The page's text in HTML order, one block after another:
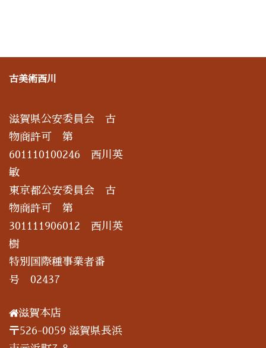
古美術西川
滋賀県公安委員会 古
物商許可 第
601110100246 西川英
敏
東京都公安委員会 古
物商許可 第
301111906012 西川英
樹
特別国際種事業者番
号 02437
滋賀本店
〒526-0059 滋賀県長浜